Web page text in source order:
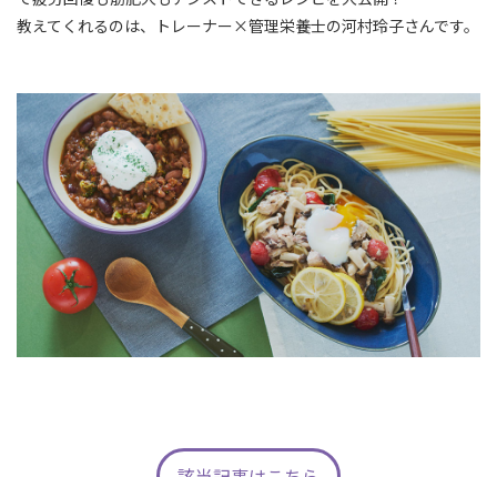
教えてくれるのは、トレーナー×管理栄養士の河村玲子さんです。